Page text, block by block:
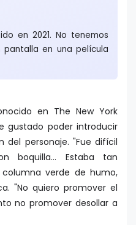
en 2021. No tenemos
en una película
en The New York
gustado poder introducir
del personaje. "Fue difícil
boquilla... Estaba tan
verde de humo,
"No quiero promover el
no promover desollar a